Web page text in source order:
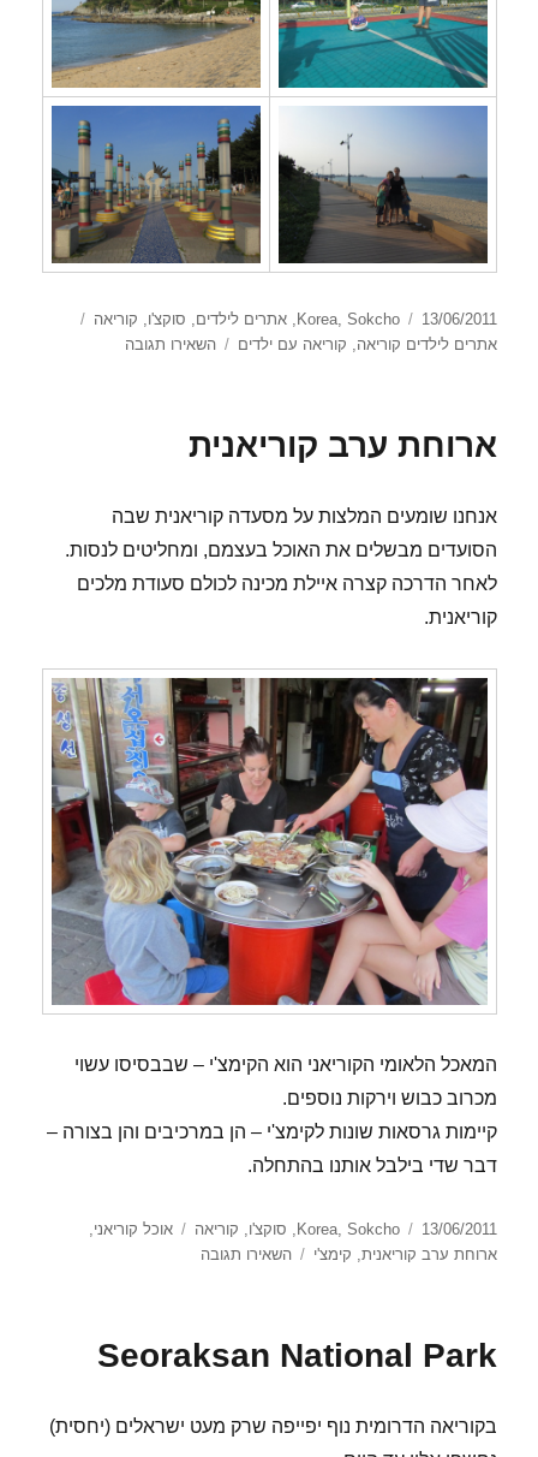
פורסם
בתאריך
13/06/2011 קטגוריות Korea, Sokcho
,אתרים לילדים, סוקצ'ו, קוריאה
אתרים לילדים קוריאה, קוריאה עם ילדים השאירו תגובה
ארוחת ערב קוריאנית
אנחנו שומעים המלצות על מסעדה קוריאנית שבה
הסועדים מבשלים את האוכל בעצמם, ומחליטים לנסות.
לאחר הדרכה קצרה איילת מכינה לכולם סעודת מלכים
קוריאנית.
המאכל הלאומי הקוריאני הוא הקימצ'י – שבבסיסו עשוי
מכרוב כבוש וירקות נוספים.
קיימות גרסאות שונות לקימצ'י – הן במרכיבים והן בצורה –
דבר שדי בילבל אותנו בהתחלה.
פורסם
בתאריך
13/06/2011 קטגוריות Korea, Sokcho
, סוקצ'ו, קוריאה תגיות
אוכל קוריאני,
ארוחת ערב קוריאנית, קימצ'י השאירו תגובה
Seoraksan National Park
בקוריאה הדרומית נוף יפייפה שרק מעט ישראלים (יחסית)